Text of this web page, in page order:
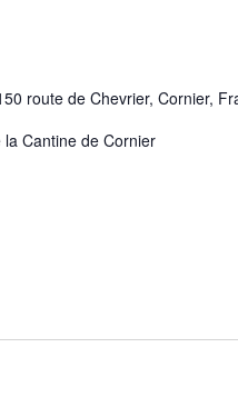
route de Chevrier, Cornier,
Cantine de Cornier